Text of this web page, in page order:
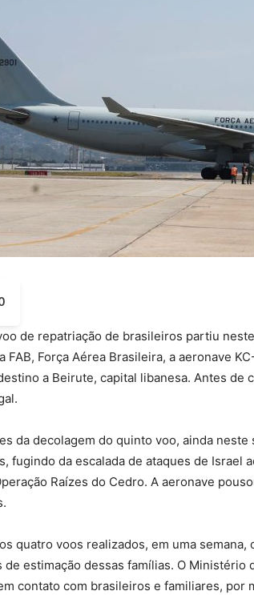
de repatriação de brasileiros partiu
FAB, Força Aérea Brasileira, a aeronave
a Beirute, capital libanesa. Antes de
da decolagem do quinto voo, ainda
fugindo da escalada de ataques de Israel
Raízes do Cedro. A aeronave
quatro voos realizados, em uma
de estimação dessas famílias. O
contato com brasileiros e familiares, por